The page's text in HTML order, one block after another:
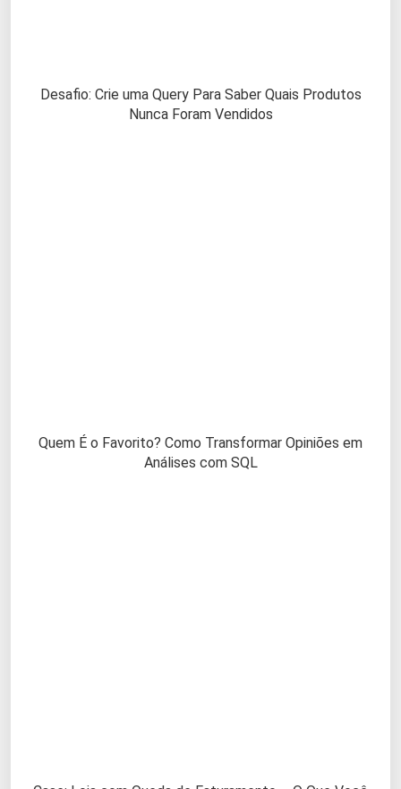
Desafio: Crie uma Query Para Saber Quais Produtos
Nunca Foram Vendidos
Quem É o Favorito? Como Transformar Opiniões em
Análises com SQL